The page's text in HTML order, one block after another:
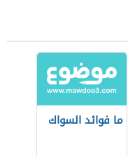
ما فوائد السواك